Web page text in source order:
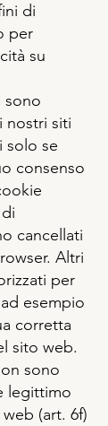
di
per
su
sono
nostri siti
solo se
consenso
cancellati
Altri
per
esempio
corretta
sito web.
sono
legittimo
(art. 6f)